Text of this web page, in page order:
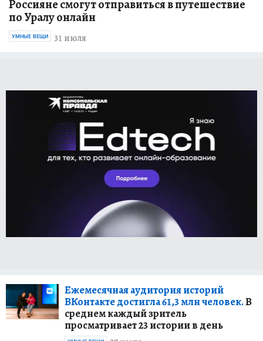
Россияне смогут отправиться в путешествие
по Уралу онлайн
31 июля
УМНЫЕ ВЕЩИ
Ежемесячная аудитория историй
ВКонтакте достигла 61,3 млн человек.В
среднем каждый зритель
просматривает 23 истории в день